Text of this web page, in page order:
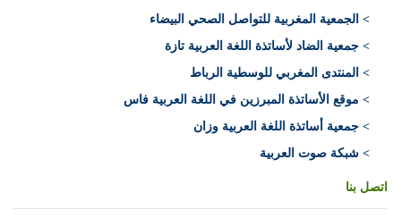
> الجمعية المغربية للتواصل الصحي البيضاء
> جمعية الضاد لأساتذة اللغة العربية تازة
> المنتدى المغربي للوسطية الرباط
> موقع الأساتذة المبرزين في اللغة العربية فاس
> جمعية أساتذة اللغة العربية وزان
> شبكة صوت العربية
اتصل بنا